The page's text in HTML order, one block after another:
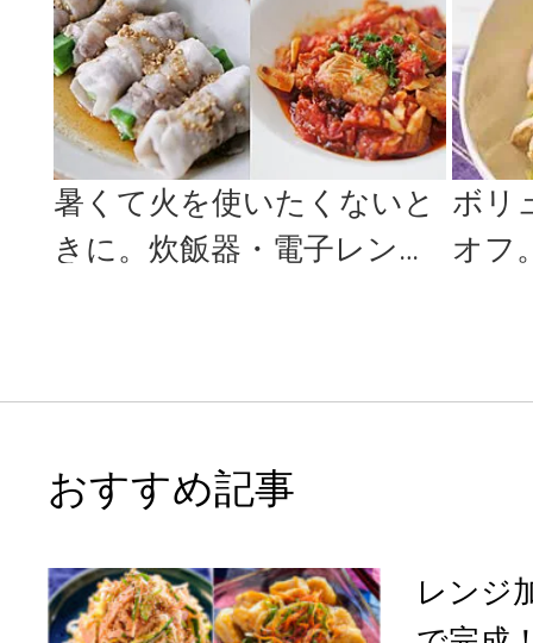
暑くて火を使いたくないと
きに。炊飯器・電子レンジ
ボリ
オフ
おすすめ記事
レンジ